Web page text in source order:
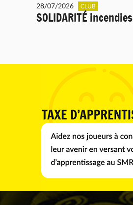
28/07/2026 CLUB
SOLIDARITÉ incendies